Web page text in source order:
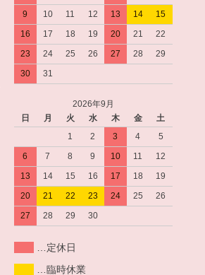
9
10 11 12 13 14
15
16
17 18 19 20 21
22
23
24 25 26 27 28
29
30
31
2026年9月
日
月 火 水 木 金
土
1
2 3 4
5
6
7 8 9 10 11
12
13
14 15 16 17 18
19
20
21 22 23 24 25
26
27
28 29 30
…定休日
…臨時休業